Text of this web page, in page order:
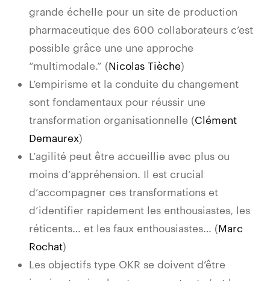
grande échelle pour un site de production
pharmaceutique des 600 collaborateurs c’est
possible grâce une une approche
“multimodale.” (Nicolas Tièche)
L’empirisme et la conduite du changement
sont fondamentaux pour réussir une
transformation organisationnelle (Clément
Demaurex)
L’agilité peut être accueillie avec plus ou
moins d’appréhension. Il est crucial
d’accompagner ces transformations et
d’identifier rapidement les enthousiastes, les
réticents… et les faux enthousiastes… (Marc
Rochat)
Les objectifs type OKR se doivent d’être